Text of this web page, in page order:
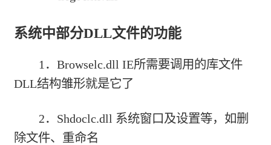
系统中部分DLL文件的功能
1．Browselc.dll IE所需要调用的库文件
DLL结构雏形就是它了
2．Shdoclc.dll 系统窗口及设置等，如删
除文件、重命名